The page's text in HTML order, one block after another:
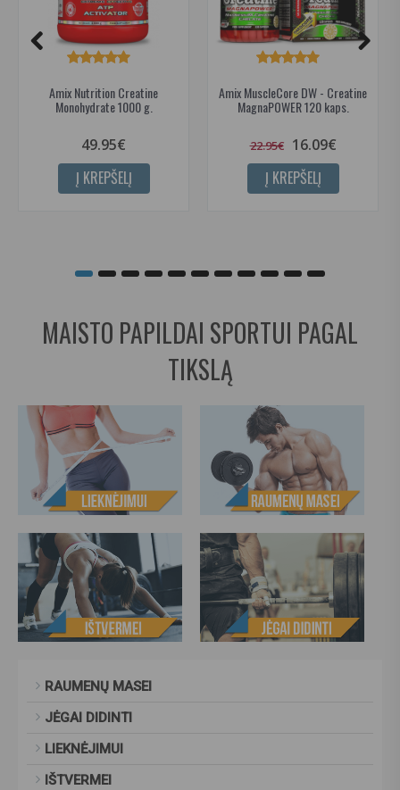
Amix Nutrition Creatine
Monohydrate 1000 g.
49.95€
Į KREPŠELĮ
Amix MuscleCore DW - Creatine
MagnaPOWER 120 kaps.
22.95€ 16.09€
Į KREPŠELĮ
MAISTO PAPILDAI SPORTUI PAGAL
TIKSLĄ
RAUMENŲ MASEI
JĖGAI DIDINTI
LIEKNĖJIMUI
IŠTVERMEI